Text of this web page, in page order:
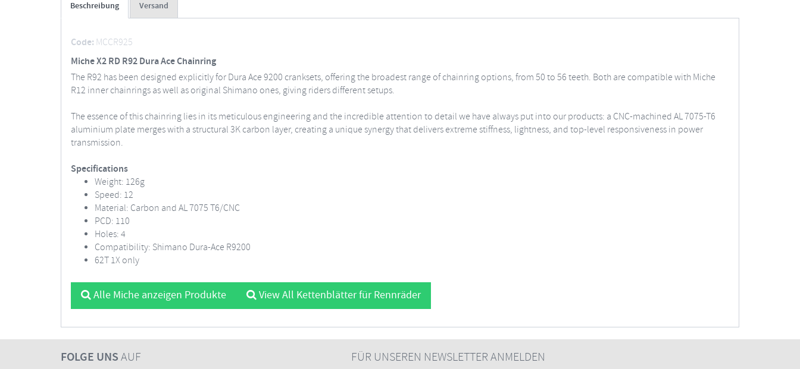
Beschreibung Versand
Code: MCCR925
Miche X2 RD R92 Dura Ace Chainring
The R92 has been designed explicitly for Dura Ace 9200 cranksets, offering the broadest range of chainring options, from 50 to 56 teeth. Both are compatible with Miche
R12 inner chainrings as well as original Shimano ones, giving riders different setups.
The essence of this chainring lies in its meticulous engineering and the incredible attention to detail we have always put into our products: a CNC-machined AL 7075-T6
aluminium plate merges with a structural 3K carbon layer, creating a unique synergy that delivers extreme stiffness, lightness, and top-level responsiveness in power
transmission.
Specifications
Weight: 126g
Speed: 12
Material: Carbon and AL 7075 T6/CNC
PCD: 110
Holes: 4
Compatibility: Shimano Dura-Ace R9200
62T 1X only
Alle Miche anzeigen Produkte View All Kettenblätter für Rennräder
FOLGE UNSAUF FÜR UNSEREN NEWSLETTER ANMELDEN